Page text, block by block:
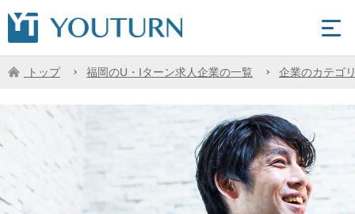
トップ 福岡のU・Iターン求人企業の一覧 企業のカテゴ